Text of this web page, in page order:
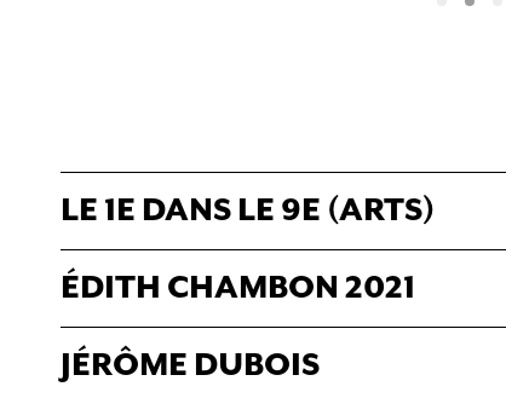
LE 1E DANS LE 9E (ARTS)
ÉDITH CHAMBON 2021
JÉRÔME DUBOIS